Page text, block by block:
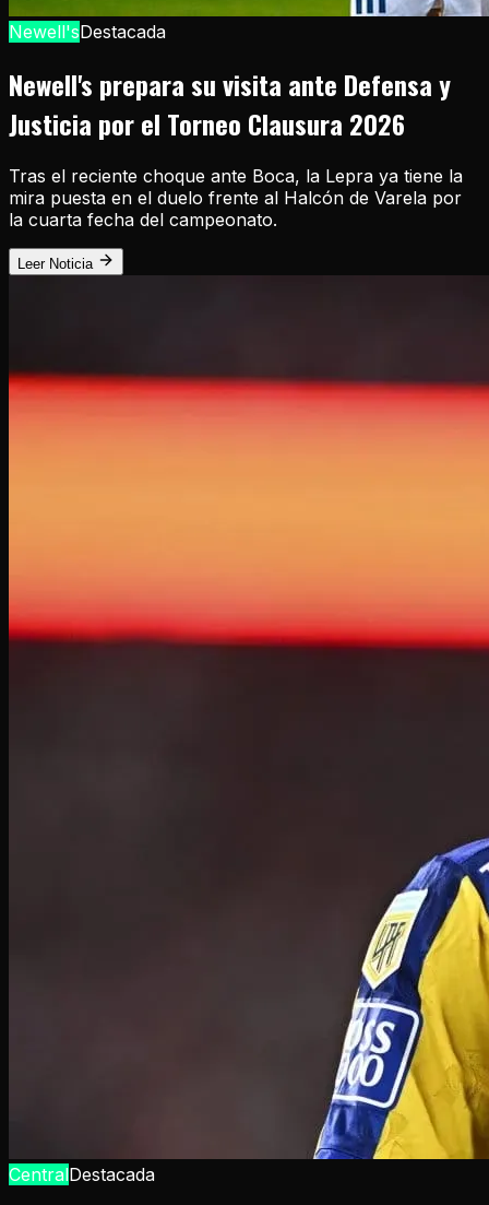
Newell'sDestacada
Newell's prepara su visita ante Defensa y
Justicia por el Torneo Clausura 2026
Tras el reciente choque ante Boca, la Lepra ya tiene la
mira puesta en el duelo frente al Halcón de Varela por
la cuarta fecha del campeonato.
Leer Noticia
CentralDestacada